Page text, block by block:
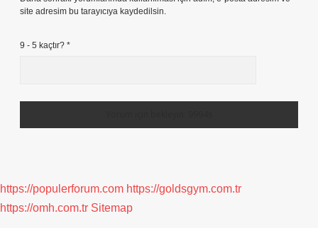
site adresim bu tarayıcıya kaydedilsin.
9 - 5 kaçtır? *
https://populerforum.com https://goldsgym.com.tr
https://omh.com.tr Sitemap